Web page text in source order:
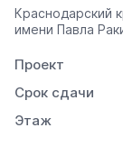
Краснодарский
имени Павла
Проект
Срок сдачи
Этаж